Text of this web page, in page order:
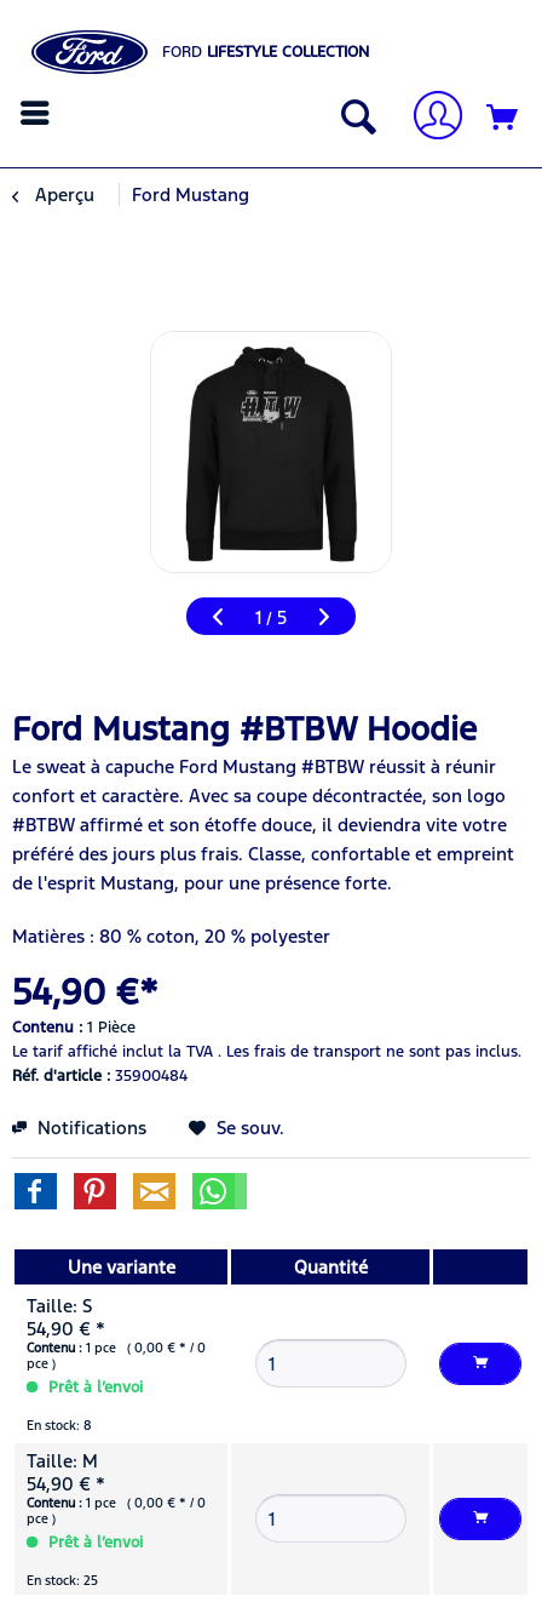
FORD LIFESTYLE COLLECTION
Aperçu Ford Mustang
1 / 5
Ford Mustang #BTBW Hoodie
Le sweat à capuche Ford Mustang #BTBW réussit à réunir
confort et caractère. Avec sa coupe décontractée, son logo
#BTBW affirmé et son étoffe douce, il deviendra vite votre
préféré des jours plus frais. Classe, confortable et empreint
de l'esprit Mustang, pour une présence forte.
Matières : 80 % coton, 20 % polyester
54,90 €*
Contenu : 1 Pièce
Le tarif affiché inclut la TVA . Les frais de transport ne sont pas inclus.
Réf. d'article : 35900484
Notifications Se souv.
Une variante
Quantité
Taille: S
54,90 € *
Contenu : 1 pce ( 0,00 € * / 0
pce )
Prêt à l’envoi
En stock: 8
Taille: M
54,90 € *
Contenu : 1 pce ( 0,00 € * / 0
pce )
Prêt à l’envoi
En stock: 25